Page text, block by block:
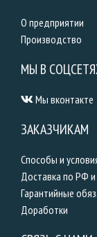
О предприятии
Производство
МЫ В
Мы вконтакте
ЗАКАЗЧИКАМ
Способы и
Доставка по РФ
Гарантийные
Доработки